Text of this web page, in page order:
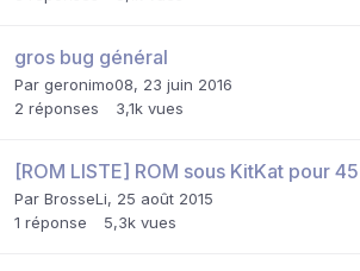
gros bug général
Par geronimo08, 23 juin 2016
2 réponses 3,1k vues
[ROM LISTE] ROM sous KitKat pour
Par BrosseLi, 25 août 2015
1 réponse 5,3k vues